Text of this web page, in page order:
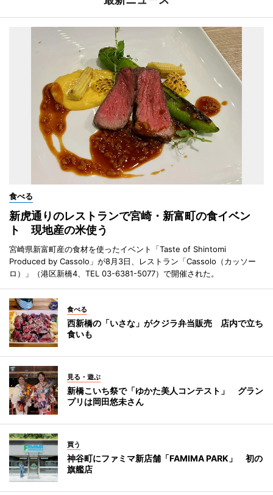
食べる
新虎通りのレストランで宮崎・新富町の食イベン
ト 現地産の米使う
宮崎県新富町産の食材を使ったイベント「Taste of Shintomi
Produced by Cassolo」が8月3日、レストラン「Cassolo（カッソー
ロ）」（港区新橋4、TEL 03-6381-5077）で開催された。
食べる
西新橋の「いさな」がクジラ弁当販売 店内で立ち
食いも
見る・遊ぶ
新橋こいち祭で「ゆかた美人コンテスト」 グラン
プリは岡田悠未さん
買う
神谷町にファミマ新店舗「FAMIMA PARK」 初の
旗艦店